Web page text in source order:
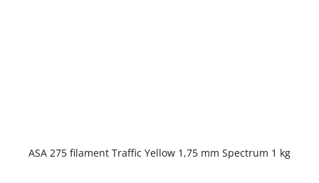
ASA 275 filament Traffic Yellow 1,75 mm Spectrum 1 kg